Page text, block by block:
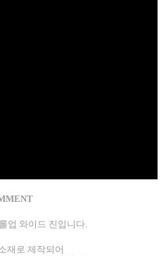
업 와이드 진입니다.
재로 제작되어